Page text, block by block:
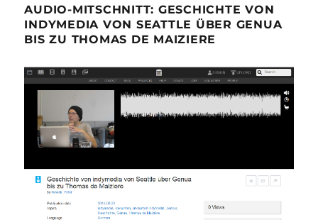
AUDIO-MITSCHNITT: GESCHICHTE VON
INDYMEDIA VON SEATTLE ÜBER GENUA
BIS ZU THOMAS DE MAIZIERE